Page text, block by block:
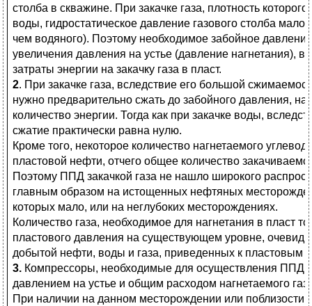
столба в скважине. При закачке газа, плотность
воды, гидростатическое давление газового столба
чем водяного). Поэтому необходимое забойное давление
увеличения давления на устье (давление нагнетания),
затраты энергии на закачку газа в пласт.
2. При закачке газа, вследствие его большой
нужно предварительно сжать до забойного давления, на
количество энергии. Тогда как при закачке воды,
сжатие практически равна нулю.
Кроме того, некоторое количество нагнетаемого
пластовой нефти, отчего общее количество
Поэтому ППД закачкой газа не нашло широкого
главным образом на истощенных нефтяных
которых мало, или на неглубоких месторождениях.
Количество газа, необходимое для нагнетания в пласт
пластового давления на существующем уровне,
добытой нефти, воды и газа, приведенных к пластовым
3. Компрессоры, необходимые для осуществления ППД,
давлением на устье и общим расходом нагнетаемого
При наличии на данном месторождении или поблизости